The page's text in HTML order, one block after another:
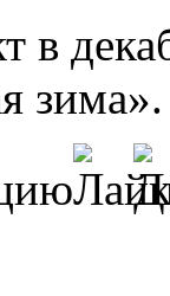
в
зима».